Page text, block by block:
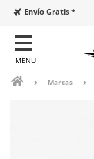
Envío Gratis *
Marcas